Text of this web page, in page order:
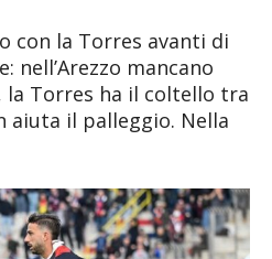
con la Torres avanti di
nell’Arezzo mancano
Torres ha il coltello tra
aiuta il palleggio. Nella